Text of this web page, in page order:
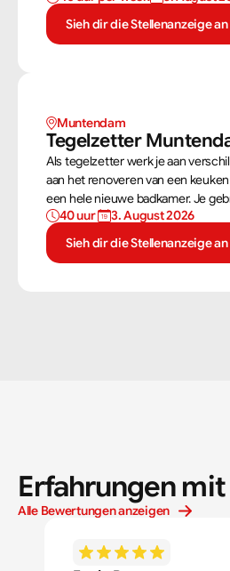
weet jij precies hoe een muur
metselaar kan je alleen werken of
Sieh dir die Stellenanzeige an
Muntendam
Tegelzetter
Als tegelzetter werk je aan
aan het renoveren van een
een hele nieuwe badkamer. Je
vaardigheden om tegels perfect te
tegelzetter ben je voortdurend
40 uur
3. August 2026
Sieh dir die Stellenanzeige an
Erfahrungen mit
Alle Bewertungen anzeigen